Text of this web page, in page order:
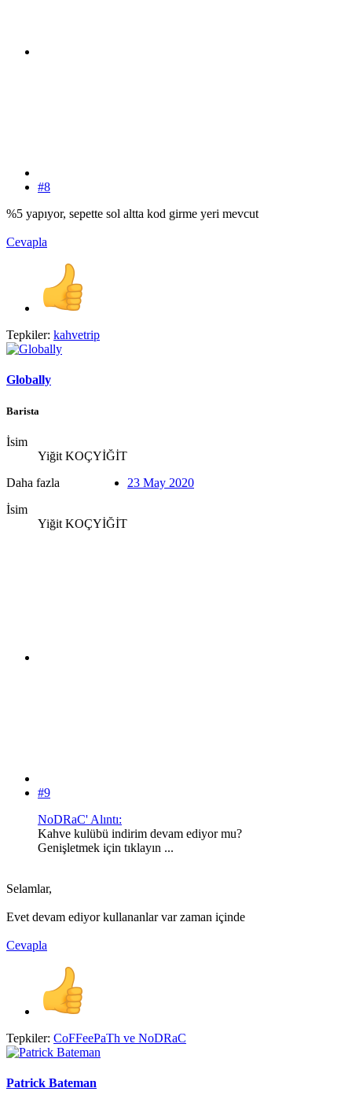
#8
%5 yapıyor, sepette sol altta kod girme yeri mevcut
Cevapla
Tepkiler: kahvetrip
Globally
Barista
İsim
Yiğit KOÇYİĞİT
Daha fazla
İsim
Yiğit KOÇYİĞİT
23 May 2020
#9
NoDRaC' Alıntı:
Kahve kulübü indirim devam ediyor mu?
Genişletmek için tıklayın ...
Selamlar,
Evet devam ediyor kullananlar var zaman içinde
Cevapla
Tepkiler: CoFFeePaTh ve NoDRaC
Patrick Bateman